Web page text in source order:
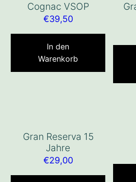
Cognac VSOP
€39,50
In den
Warenkorb
Gran Reserva 15
Jahre
€29,00